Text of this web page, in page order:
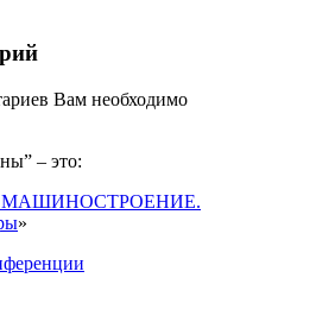
Вам необходимо
– это:
МАШИНОСТРОЕНИЕ.
»